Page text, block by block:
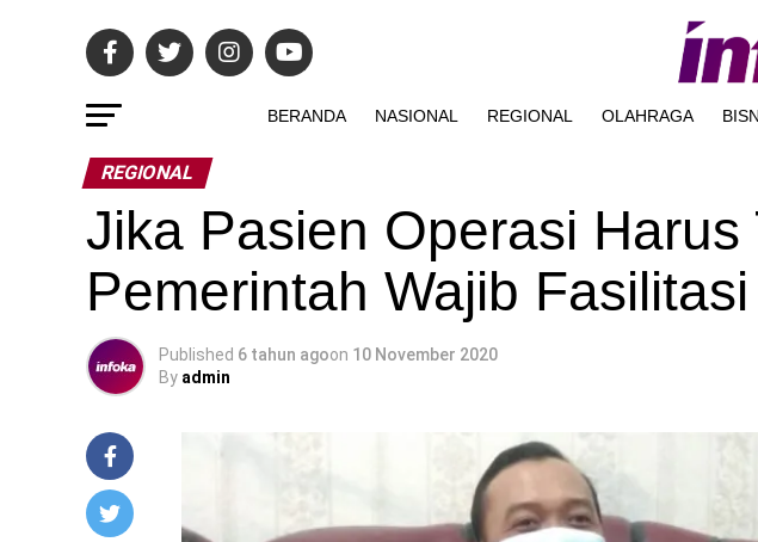
BERANDA NASIONAL REGIONAL OLAHRAGA
REGIONAL
Jika Pasien Operasi Harus
Pemerintah Wajib Fasilitasi
Published 6 tahun agoon 10 November 2020
By admin